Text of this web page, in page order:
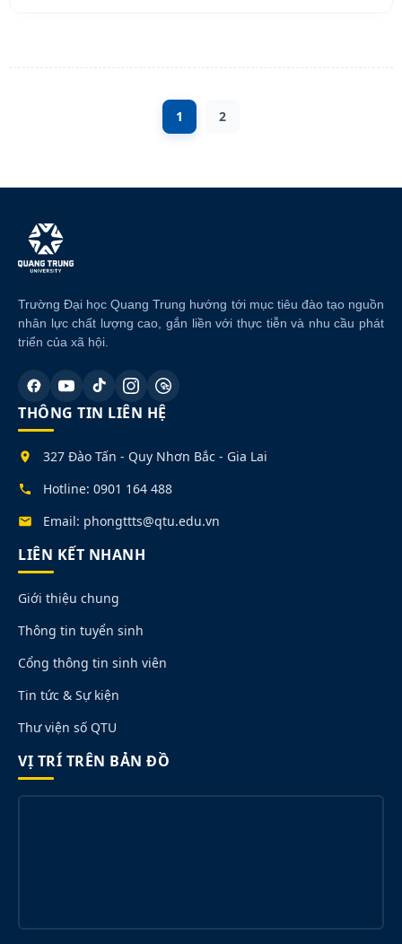
1 2
Trường Đại học Quang Trung hướng tới mục tiêu đào tạo nguồn
nhân lực chất lượng cao, gắn liền với thực tiễn và nhu cầu phát
triển của xã hội.
THÔNG TIN LIÊN HỆ
327 Đào Tấn - Quy Nhơn Bắc - Gia Lai
Hotline: 0901 164 488
Email: phongttts@qtu.edu.vn
LIÊN KẾT NHANH
Giới thiệu chung
Thông tin tuyển sinh
Cổng thông tin sinh viên
Tin tức & Sự kiện
Thư viện số QTU
VỊ TRÍ TRÊN BẢN ĐỒ